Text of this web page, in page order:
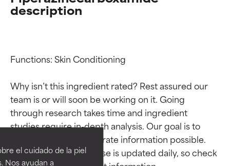
el cuidado de la piel
Nos ayudan a
description
Functions: Skin Conditioning
Why isn’t this ingredient rated? Rest assured our
team is or will soon be working on it. Going
through research takes time and ingredient
studies require in-depth analysis. Our goal is to
provide the most accurate information possible.
This ingredient database is updated daily, so check
Calificaciones de
ingredientes
EXCELENTE
Calificaciones de
ingredientes
EXCELENTE